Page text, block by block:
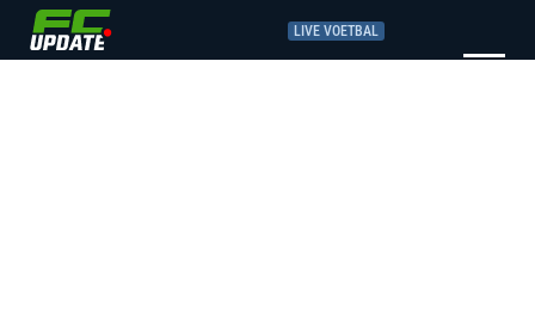
LIVE VOETBAL